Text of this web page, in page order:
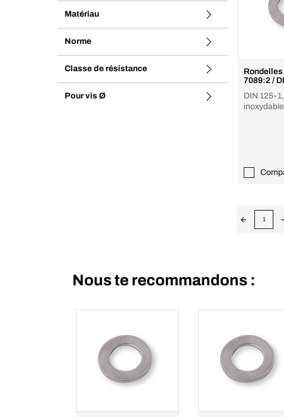
Matériau
Norme
Classe de résistance
Pour vis Ø
Rondelles
7089:2 /
DIN 125-
1
Nous te recommandons :